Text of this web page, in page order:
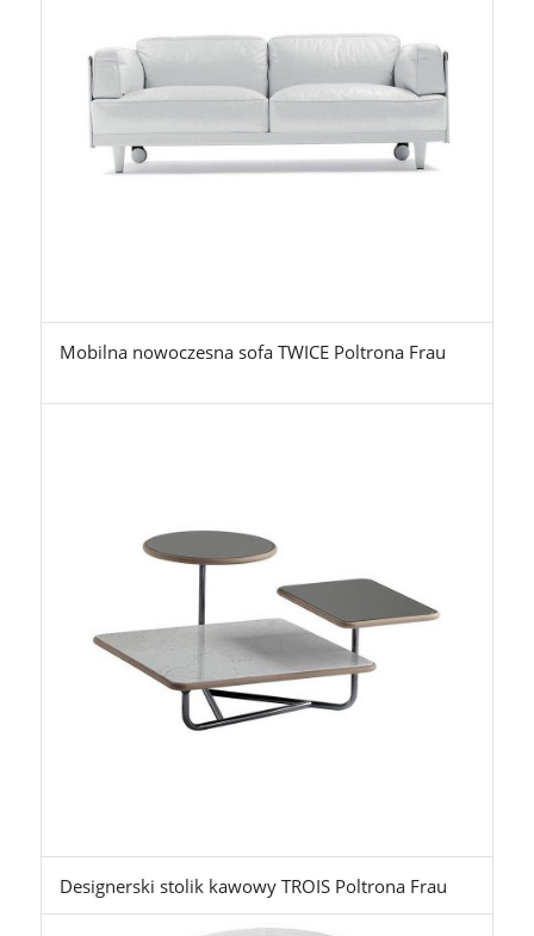
Mobilna nowoczesna sofa TWICE Poltrona Frau
Designerski stolik kawowy TROIS Poltrona Frau